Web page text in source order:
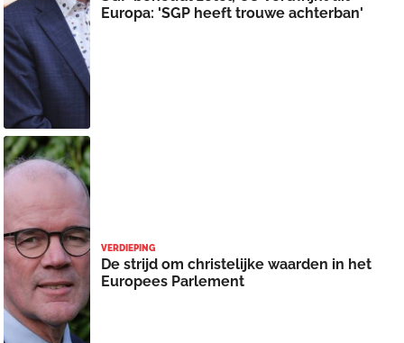
Europa: 'SGP heeft trouwe achterban'
VERDIEPING
De strijd om christelijke waarden in het
Europees Parlement